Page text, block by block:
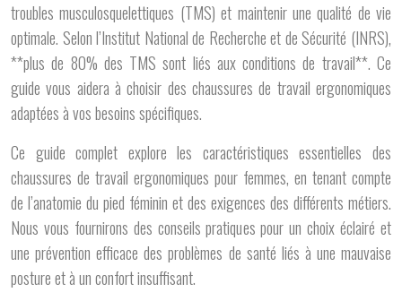
troubles musculosquelettiques (TMS) et maintenir une qualité de vie
optimale. Selon l’Institut National de Recherche et de Sécurité (INRS),
**plus de 80% des TMS sont liés aux conditions de travail**. Ce
guide vous aidera à choisir des chaussures de travail ergonomiques
adaptées à vos besoins spécifiques.
Ce guide complet explore les caractéristiques essentielles des
chaussures de travail ergonomiques pour femmes, en tenant compte
de l’anatomie du pied féminin et des exigences des différents métiers.
Nous vous fournirons des conseils pratiques pour un choix éclairé et
une prévention efficace des problèmes de santé liés à une mauvaise
posture et à un confort insuffisant.